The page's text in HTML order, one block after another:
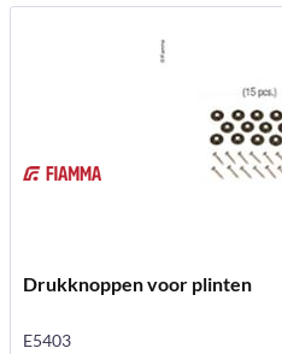
Drukknoppen voor plinten
E5403